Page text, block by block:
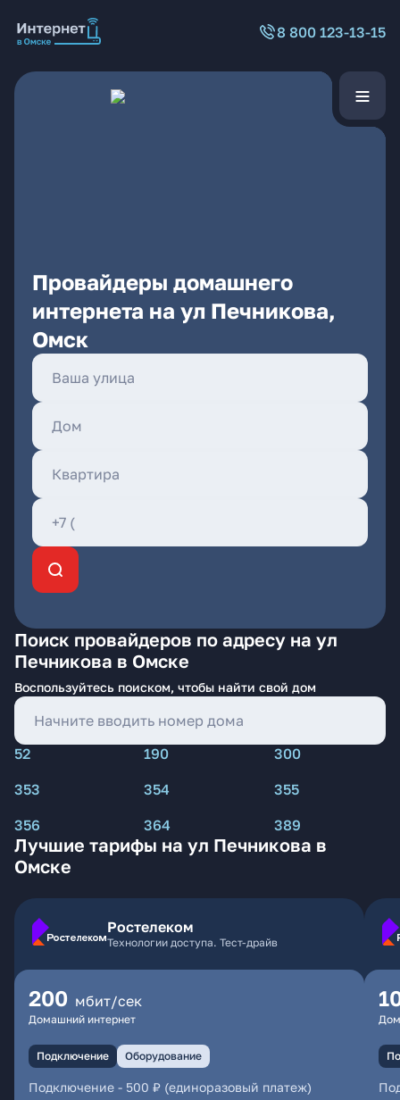
8 800 123-13-15
Провайдеры домашнего
интернета на ул Печникова,
Омск
Поиск провайдеров по адресу на ул
Печникова в Омске
Воспользуйтесь поиском, чтобы найти свой дом
52 190
300
353
354
355
356
364 389
Лучшие тарифы на ул Печникова в
Омске
Ростелеком
Технологии доступа. Тест-драйв
200 мбит/сек
Домашний интернет
Подключение Оборудование
Подключение - 500 ₽ (единоразовый платеж)